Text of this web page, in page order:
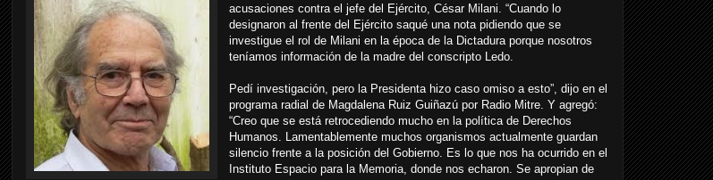
acusaciones contra el jefe del Ejército, César Milani. “Cuando lo
designaron al frente del Ejército saqué una nota pidiendo que se
investigue el rol de Milani en la época de la Dictadura porque nosotros
teníamos información de la madre del conscripto Ledo.
Pedí investigación, pero la Presidenta hizo caso omiso a esto”, dijo en el
programa radial de Magdalena Ruiz Guiñazú por Radio Mitre. Y agregó:
“Creo que se está retrocediendo mucho en la política de Derechos
Humanos. Lamentablemente muchos organismos actualmente guardan
silencio frente a la posición del Gobierno. Es lo que nos ha ocurrido en el
Instituto Espacio para la Memoria, donde nos echaron. Se apropian de